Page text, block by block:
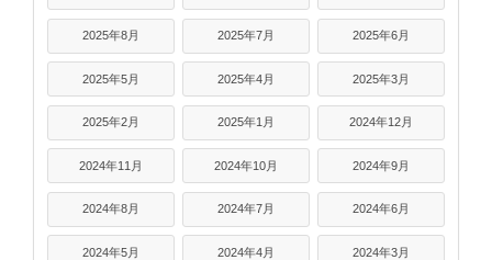
2025年8月 2025年7月 2025年6月
2025年5月 2025年4月 2025年3月
2025年2月 2025年1月 2024年12月
2024年11月 2024年10月 2024年9月
2024年8月 2024年7月 2024年6月
2024年5月 2024年4月 2024年3月